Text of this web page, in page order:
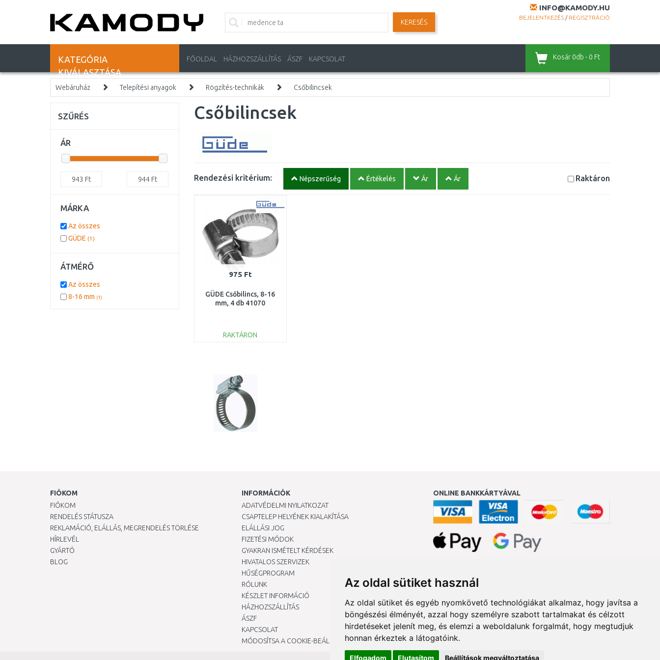
Az oldal sütiket használ
Az oldal sütiket és egyéb nyomkövető technológiákat alkalmaz, hogy javítsa a
böngészési élményét, azzal hogy személyre szabott tartalmakat és célzott
hirdetéseket jelenít meg, és elemzi a weboldalunk forgalmát, hogy megtudjuk
honnan érkeztek a látogatóink.
Elfogadom Elutasítom Beállítások megváltoztatása
INFO@KAMODY.HU
BEJELENTKEZÉS / REGISZTRÁCIÓ
KERESÉS
KATEGÓRIA
KIVÁLASZTÁSA
FŐOLDAL HÁZHOZSZÁLLÍTÁS ÁSZF KAPCSOLAT Kosár 0db - 0 Ft
Webáruház Telepítési anyagok Rögzítés-technikák Csőbilincsek
Csőbilincsek
Rendezési kritérium: Népszerűség Értékelés Ár Ár Raktáron
975 Ft
GÜDE Csőbilincs, 8-16
mm, 4 db 41070
RAKTÁRON
SZŰRÉS
ÁR
943 Ft 944 Ft
MÁRKA
Az összes
GÜDE (1)
ÁTMÉRŐ
Az összes
8-16 mm (1)
FIÓKOM
FIÓKOM
RENDELÉS STÁTUSZA
REKLAMÁCIÓ, ELÁLLÁS, MEGRENDELÉS TÖRLÉSE
HÍRLEVÉL
GYÁRTÓ
BLOG
INFORMÁCIÓK
ADATVÉDELMI NYILATKOZAT
CSAPTELEP HELYÉNEK KIALAKÍTÁSA
ELÁLLÁSI JOG
FIZETÉSI MÓDOK
GYAKRAN ISMÉTELT KÉRDÉSEK
HIVATALOS SZERVIZEK
HŰSÉGPROGRAM
RÓLUNK
KÉSZLET INFORMÁCIÓ
HÁZHOZSZÁLLÍTÁS
ÁSZF
KAPCSOLAT
MÓDOSÍTSA A COOKIE-BEÁLLÍTÁSAIMAT
ONLINE BANKKÁRTYÁVAL